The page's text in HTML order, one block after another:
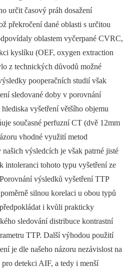
určit časový práh dosažení
překročení dané oblasti s určitou
oblastem vyčerpané CVRC,
kyslíku (OEF, oxygen extraction
z technických důvodů možné
pooperačních studií však
sledované doby v porovnání
vyšetření většího objemu
současné perfuzní CT (dvě 12mm
vhodné využití metod
výsledcích je však patrné jisté
intoleranci tohoto typu vyšetření ze
výsledků vyšetření TTP
silnou korelaci u obou typů
i kvůli prakticky
sledování distribuce kontrastní
TTP. Další výhodou použití
je dle našeho názoru nezávislost na
detekci AIF, a tedy i menší